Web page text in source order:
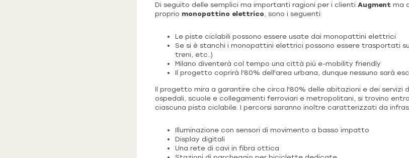
Di seguito delle semplici ma importanti ragioni per i clienti Augment ma
proprio monopattino elettrico, sono i seguenti:
Le piste ciclabili possono essere usate dai monopattini elettrici
Se si è stanchi i monopattini elettrici possono essere trasportati
treni, etc..)
Milano diventerà col tempo una città più e-mobility friendly
Il progetto coprirà l'80% dell'area urbana, dunque nessuno sarà
Il progetto mira a garantire che circa l'80% delle abitazioni e dei servizi
ospedali, scuole e collegamenti ferroviari e metropolitani, si trovino
ciascuna pista ciclabile. I percorsi saranno inoltre caratterizzati da
Illuminazione con sensori di movimento a basso impatto
Display digitali
Una rete di cavi in ​​fibra ottica